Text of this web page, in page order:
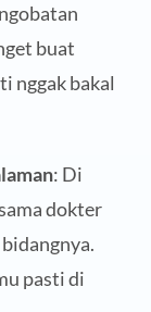
buat
nggak bakal
: Di
dokter
pasti di